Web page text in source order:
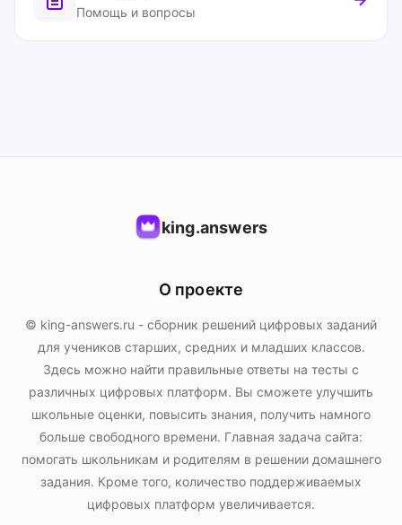
Помощь и вопросы
king.answers
О проекте
© king-answers.ru - сборник решений цифровых заданий
для учеников старших, средних и младших классов.
Здесь можно найти правильные ответы на тесты с
различных цифровых платформ. Вы сможете улучшить
школьные оценки, повысить знания, получить намного
больше свободного времени. Главная задача сайта:
помогать школьникам и родителям в решении домашнего
задания. Кроме того, количество поддерживаемых
цифровых платформ увеличивается.